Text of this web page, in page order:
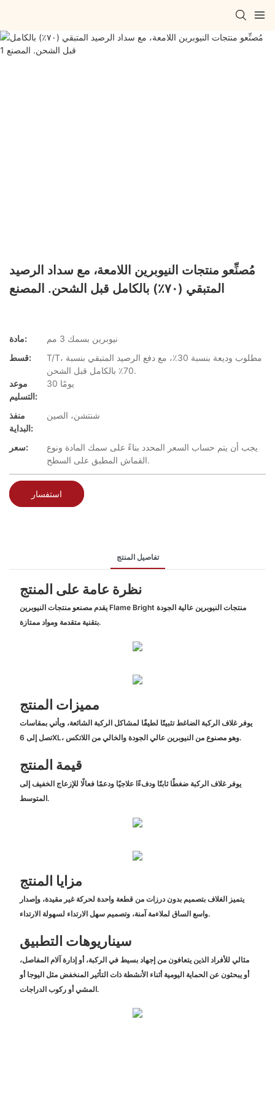
مُصنِّعو منتجات النيوبرين اللامعة، مع سداد الرصيد
المتبقي (٧٠٪) بالكامل قبل الشحن. المصنع
مادة:
نيوبرين بسمك 3 مم
قسط:
T/T، مطلوب وديعة بنسبة 30٪، مع دفع الرصيد المتبقي بنسبة
70٪ بالكامل قبل الشحن.
موعد
التسليم:
30 يومًا
منفذ
البداية:
شنتشن، الصين
سعر:
يجب أن يتم حساب السعر المحدد بناءً على سمك المادة ونوع
القماش المطبق على السطح.
استفسار
تفاصيل المنتج
نظرة عامة على المنتج
يقدم مصنعو منتجات النيوبرين Flame Bright منتجات النيوبرين عالية الجودة
بتقنية متقدمة ومواد ممتازة.
مميزات المنتج
يوفر غلاف الركبة الضاغط تثبيتًا لطيفًا لمشاكل الركبة الشائعة، ويأتي بمقاسات
تصل إلى 6XL، وهو مصنوع من النيوبرين عالي الجودة والخالي من اللاتكس.
قيمة المنتج
يوفر غلاف الركبة ضغطًا ثابتًا ودفءًا علاجيًا ودعمًا فعالًا للإزعاج الخفيف إلى
المتوسط.
مزايا المنتج
يتميز الغلاف بتصميم بدون درزات من قطعة واحدة لحركة غير مقيدة، وإصدار
واسع الساق لملاءمة آمنة، وتصميم سهل الارتداء لسهولة الارتداء.
سيناريوهات التطبيق
مثالي للأفراد الذين يتعافون من إجهاد بسيط في الركبة، أو إدارة آلام المفاصل،
أو يبحثون عن الحماية اليومية أثناء الأنشطة ذات التأثير المنخفض مثل اليوجا أو
المشي أو ركوب الدراجات.